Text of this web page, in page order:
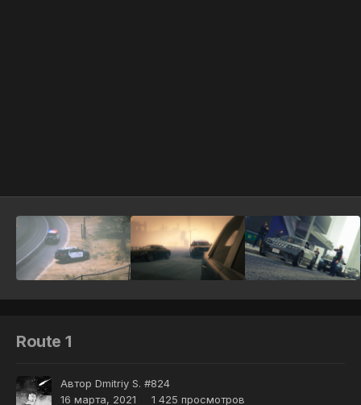
Route 1
Автор Dmitriy S. #824
16 марта, 2021
1 425 просмотров